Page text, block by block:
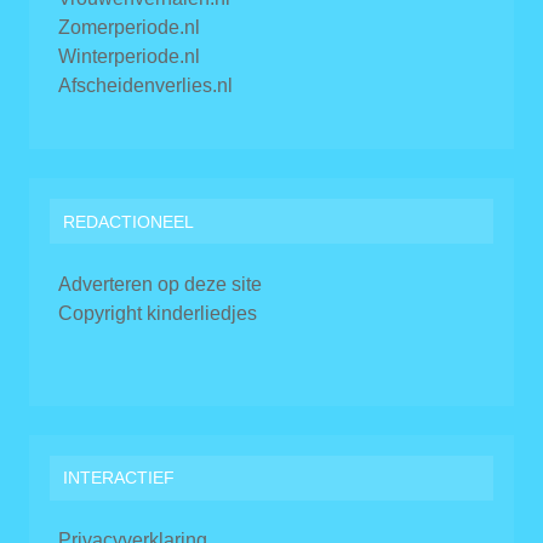
Zomerperiode.nl
Winterperiode.nl
Afscheidenverlies.nl
REDACTIONEEL
Adverteren op deze site
Copyright kinderliedjes
INTERACTIEF